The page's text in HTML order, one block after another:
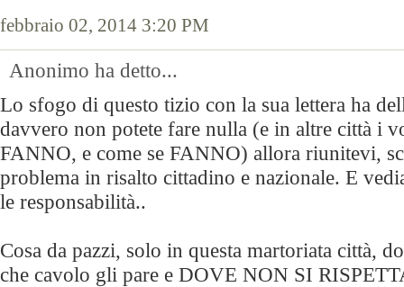
febbraio 02, 2014 3:20 PM
Anonimo ha detto...
Lo sfogo di questo tizio con la sua lettera ha
davvero non potete fare nulla (e in altre città i
FANNO, e come se FANNO) allora riunitevi,
problema in risalto cittadino e nazionale. E
le responsabilità..
Cosa da pazzi, solo in questa martoriata città,
che cavolo gli pare e DOVE NON SI